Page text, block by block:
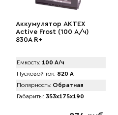
Аккумулятор AКTEX
Active Frost (100 А/ч)
830A R+
Емкость: 100 А/ч
Пусковой ток: 820 А
Полярность: Обратная
Габариты: 353x175x190